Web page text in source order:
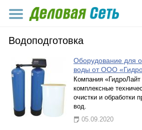
Водоподготовка
Оборудование для
воды от ООО
Компания
комплексные
очистки и обработки
вод.
05.09.2020